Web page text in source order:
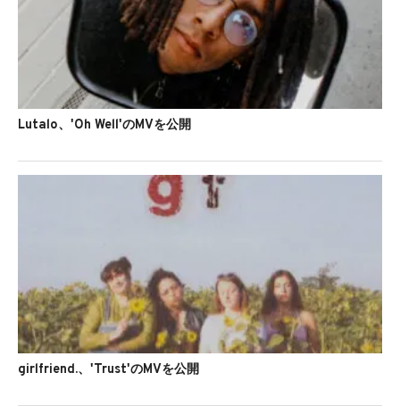
Lutalo、'Oh Well'のMVを公開
girlfriend.、'Trust'のMVを公開